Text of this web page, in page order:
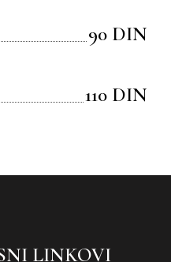
90 DIN
110 DIN
LINKOVI